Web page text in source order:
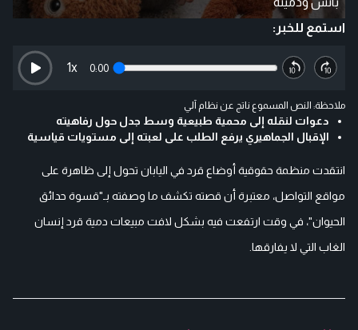
استمع للخبر:
0:00
1x
ملاحظة: النص المسموع ناتج عن نظام آلي
دعوات لنقله إلى محمية طبيعية وسط جدل حول رفاهيته
الإقبال الجماهيري يرفع الطلب على لعبته إلى مستويات قياسية
انتقدت منظمة حقوقية أوضاع قرد في اليابان تحول إلى ظاهرة على
مواقع التواصل، معتبرة أن قصته تكشف ما وصفته بـ"قسوة حدائق
الحيوان"، في وقت ارتفعت فيه بشكل لافت مبيعات دمية قرد إنسان
الغاب التي لا يفارقها.